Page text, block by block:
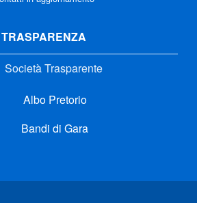
TRASPARENZA
Società Trasparente
Albo Pretorio
Bandi di Gara